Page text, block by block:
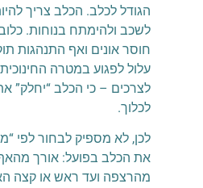
הגודל לכלב. הכלב צריך
לשכב ולהימתח בנוחות.
חוסר אונים ואף התנהגות
עלול לפגוע במטרה
לצרכים – כי הכלב “יחלק”
לכלוך.
לכן, לא מספיק לבחור לפי
את הכלב בפועל: אורך מהאף
מהרצפה ועד ראש או קצה